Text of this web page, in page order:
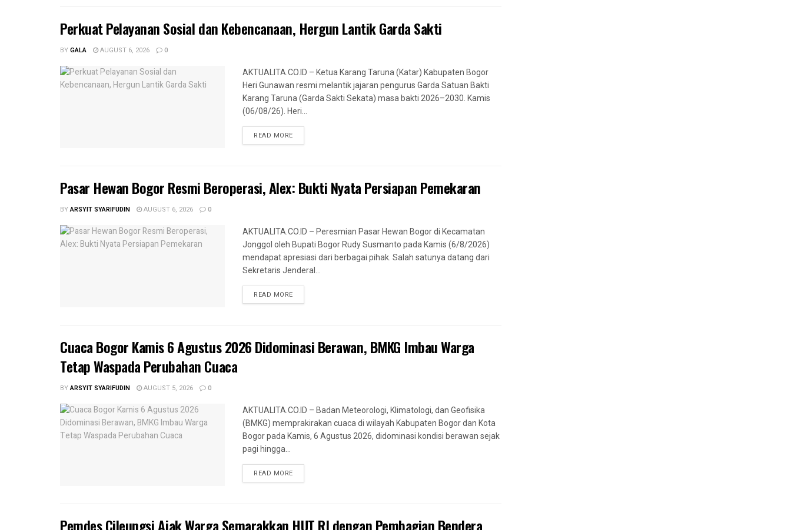
Perkuat Pelayanan Sosial dan Kebencanaan, Hergun Lantik Garda Sakti
BYGALA AUGUST 6, 2026 0
AKTUALITA.CO.ID – Ketua Karang Taruna (Katar) Kabupaten Bogor
Heri Gunawan resmi melantik jajaran pengurus Garda Satuan Bakti
Karang Taruna (Garda Sakti Sekata) masa bakti 2026–2030. Kamis
(06/08/26). Heri...
READ MORE
Pasar Hewan Bogor Resmi Beroperasi, Alex: Bukti Nyata Persiapan Pemekaran
BYARSYIT SYARIFUDIN AUGUST 6, 2026 0
AKTUALITA.CO.ID – Peresmian Pasar Hewan Bogor di Kecamatan
Jonggol oleh Bupati Bogor Rudy Susmanto pada Kamis (6/8/2026)
mendapat apresiasi dari berbagai pihak. Salah satunya datang dari
Sekretaris Jenderal...
READ MORE
Cuaca Bogor Kamis 6 Agustus 2026 Didominasi Berawan, BMKG Imbau Warga
Tetap Waspada Perubahan Cuaca
BYARSYIT SYARIFUDIN AUGUST 5, 2026 0
AKTUALITA.CO.ID – Badan Meteorologi, Klimatologi, dan Geofisika
(BMKG) memprakirakan cuaca di wilayah Kabupaten Bogor dan Kota
Bogor pada Kamis, 6 Agustus 2026, didominasi kondisi berawan sejak
pagi hingga...
READ MORE
Pemdes Cileungsi Ajak Warga Semarakkan HUT RI dengan Pembagian Bendera